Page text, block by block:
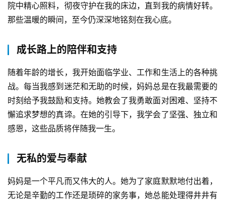
院中精心照料，彻夜守护在我的床边，直到我的病情好转。
那些温暖的瞬间，至今仍深深地铭刻在我心底。
成长路上的陪伴和支持
随着年龄的增长，我开始面临学业、工作和生活上的各种挑
战。每当我感到迷茫和无助的时候，妈妈总是在我最需要的
时刻给予我鼓励和支持。她教会了我勇敢面对困难、坚持不
懈追求梦想的真谛。在她的引导下，我学会了坚强、独立和
感恩，这些品质将伴随我一生。
无私的爱与奉献
妈妈是一个平凡而又伟大的人。她为了家庭默默地付出着，
无论是辛勤的工作还是琐碎的家务事，她总能处理得井井有